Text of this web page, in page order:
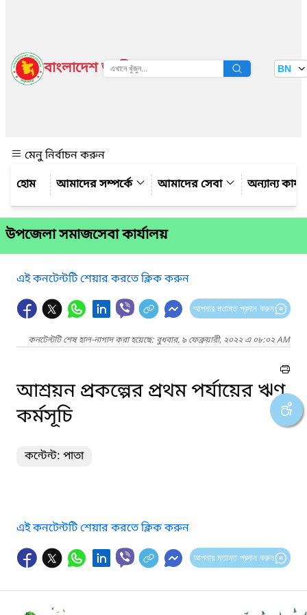
বাংলাদেশ জাতীয় তথ্য বাতায়ন BN
মেনু নির্বাচন করুন
আমাদের সম্পর্কে
আমাদের সেবা অন্যান্য
উপজেলা সমাজসেবা কার্যালয়
এই কনটেন্টটি শেয়ার করতে ক্লিক করুন
আপনার মতামত প্রদান করুন
কনটেন্টটি শেষ হাল-নাগাদ করা হয়েছে: বুধবার, ৯ ফেব্রুয়ারী, ২০২২ এ ০৮:০২ AM
আশ্রয়ন প্রকল্পের প্রথম পর্যায়ের ঋণ
কর্মসূচি
কন্টেন্ট: পাতা
এই কনটেন্টটি শেয়ার করতে ক্লিক করুন
আপনার মতামত প্রদান করুন